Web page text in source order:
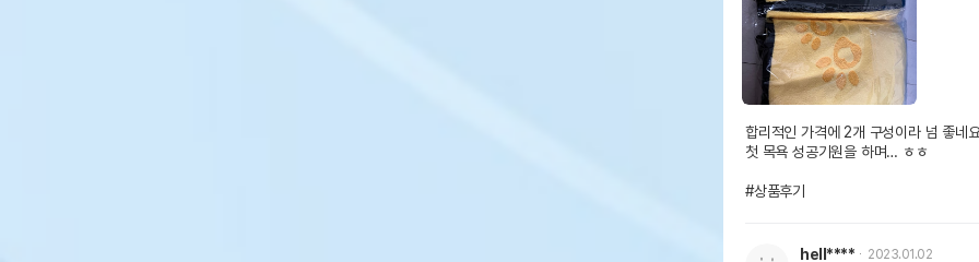
합리적인 가격에 2개 구성이라 넘 좋네
첫 목욕 성공기원을 하며… ㅎㅎ
#상품후기
hell****
2023.01.02